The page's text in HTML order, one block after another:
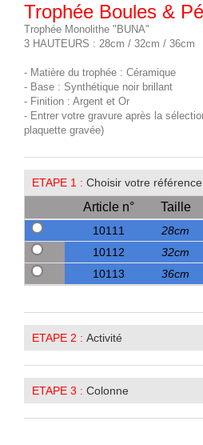
Trophée Boules &
Trophée Monolithe "BUNA"
3 HAUTEURS : 28cm / 32cm / 36cm
- Matière du trophée : Céramique
- Base : Synthétique noir brillant
- Finition : Argent et Or
- Entrer votre gravure après la
plaquette gravée)
ETAPE 1 : Choisir votre
Article n° Taille
10111 28cm
10112
32cm
10113
36cm
ETAPE 2 : Activité
ETAPE 3 : Colonne